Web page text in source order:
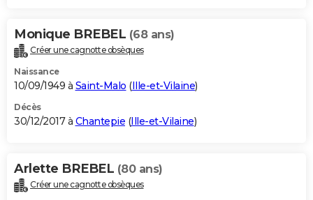
Monique BREBEL (68 ans)
Créer une cagnotte obsèques
Naissance
10/09/1949 à Saint-Malo (Ille-et-Vilaine)
Décès
30/12/2017 à Chantepie (Ille-et-Vilaine)
Arlette BREBEL (80 ans)
Créer une cagnotte obsèques